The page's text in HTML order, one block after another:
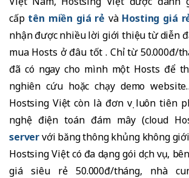
cấp tên miền giá rẻ và Hosting giá
nhận được nhiều lời giới thiệu từ diễn
mua Hosts ở đâu tốt . Chỉ từ 50.000đ/
đã có ngay cho mình một Hosts để
nghiên cứu hoặc chạy demo
Hostsing Việt còn là đơn vị luôn tiên
nghệ điện toán đám mây (cloud
servervới băng thông khủng không
Hostsing Việt có đa dạng gói dịch vụ,
giá siêu rẻ 50.000đ/tháng, nhà